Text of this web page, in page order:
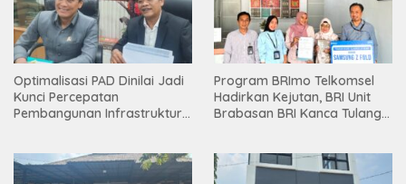
Optimalisasi PAD Dinilai Jadi
Kunci Percepatan
Pembangunan Infrastruktur
Program BRImo Telkomsel
Hadirkan Kejutan, BRI Unit
Brabasan BRI Kanca Tulang
Mesuji